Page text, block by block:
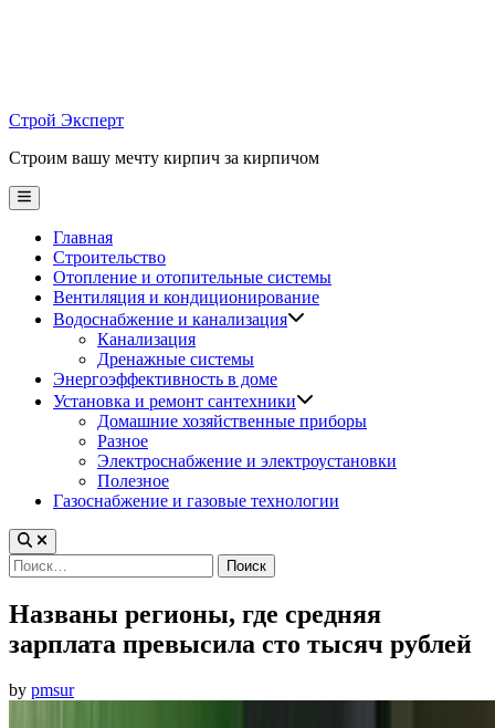
Строй Эксперт
Строим вашу мечту кирпич за кирпичом
Main
Menu
Главная
Строительство
Отопление и отопительные системы
Вентиляция и кондиционирование
Водоснабжение и канализация
Канализация
Дренажные системы
Энергоэффективность в доме
Установка и ремонт сантехники
Домашние хозяйственные приборы
Разное
Электроснабжение и электроустановки
Полезное
Газоснабжение и газовые технологии
Найти:
Названы регионы, где средняя
зарплата превысила сто тысяч рублей
by pmsur